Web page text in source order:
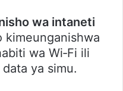
wa intaneti
kimeunganishwa
wa Wi‑Fi ili
ya simu.